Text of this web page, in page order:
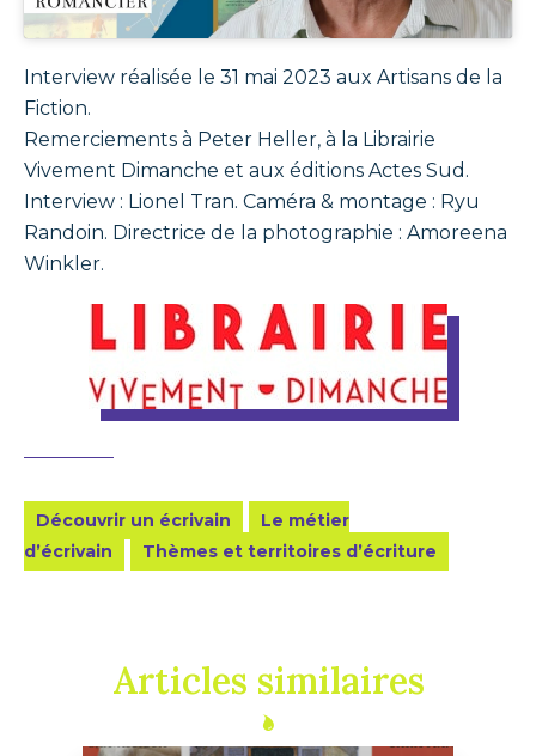
Interview réalisée le 31 mai 2023 aux Artisans de la
Fiction.
Remerciements à Peter Heller, à la Librairie
Vivement Dimanche et aux éditions Actes Sud.
Interview : Lionel Tran. Caméra & montage : Ryu
Randoin. Directrice de la photographie : Amoreena
Winkler.
Découvrir un écrivain
Le métier
d’écrivain
Thèmes et territoires d’écriture
Articles similaires